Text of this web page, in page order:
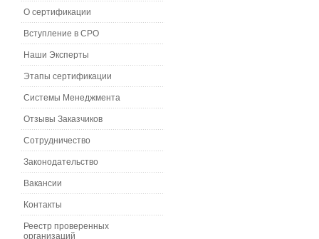
О сертификации
Вступление в СРО
Наши Эксперты
Этапы сертификации
Системы Менеджмента
Отзывы Заказчиков
Сотрудничество
Законодательство
Вакансии
Контакты
Реестр проверенных
организаций